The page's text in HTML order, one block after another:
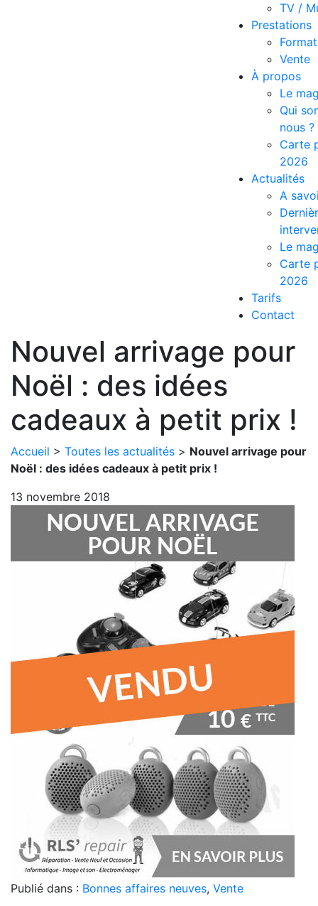
TV /
Prestations
Vente
À propos
Le
Qui
nous ?
Carte
2026
Actualités
A
Le
Carte
2026
Tarifs
Contact
Nouvel arrivage pour
Noël : des idées
cadeaux à petit prix !
Accueil > Toutes les actualités > Nouvel arrivage pour
Noël : des idées cadeaux à petit prix !
13 novembre 2018
Publié dans : Bonnes affaires neuves, Vente